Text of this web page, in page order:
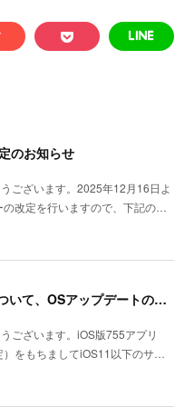
のお知らせ
ございます。2025年12月16日よ
の改定を行いますので、下記の…
【重要】iOS11のサポート終了について、OSアップデートのお願い
ございます。iOS版755アプリ
）をもちましてiOS11以下のサ…